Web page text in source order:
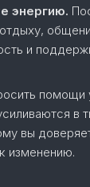
энергию.
и
помощи
в
вы
изменению.